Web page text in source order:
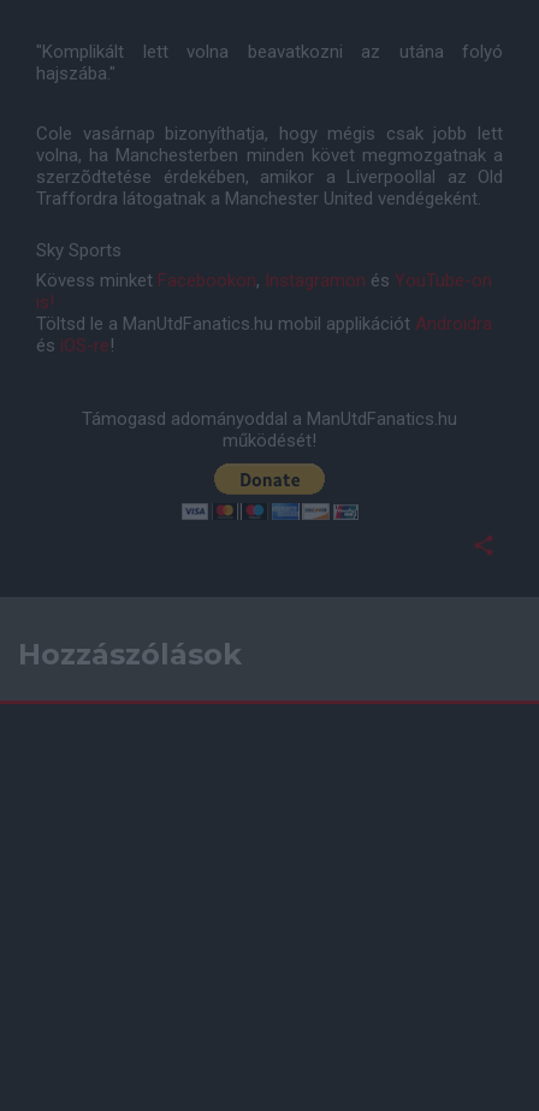
"Komplikált lett volna beavatkozni az utána folyó
hajszába."
Cole vasárnap bizonyíthatja, hogy mégis csak jobb lett
volna, ha Manchesterben minden követ megmozgatnak a
szerzõdtetése érdekében, amikor a Liverpoollal az Old
Traffordra látogatnak a Manchester United vendégeként.
Sky Sports
Kövess minket Facebookon, Instagramon és YouTube-on
is!
Töltsd le a ManUtdFanatics.hu mobil applikációt Androidra
és iOS-re!
Támogasd adományoddal a ManUtdFanatics.hu
működését!
Hozzászólások